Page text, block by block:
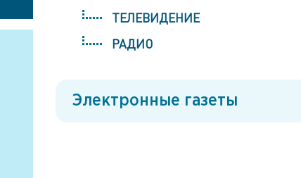
ТЕЛЕВИДЕНИЕ
РАДИО
Электронные газеты